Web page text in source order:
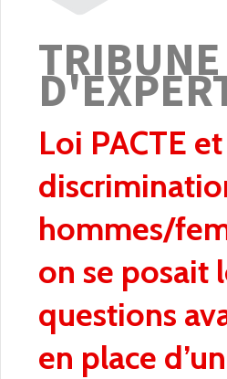
TRIBUNE
Loi PACTE
hommes/
on se posait
questions
en place